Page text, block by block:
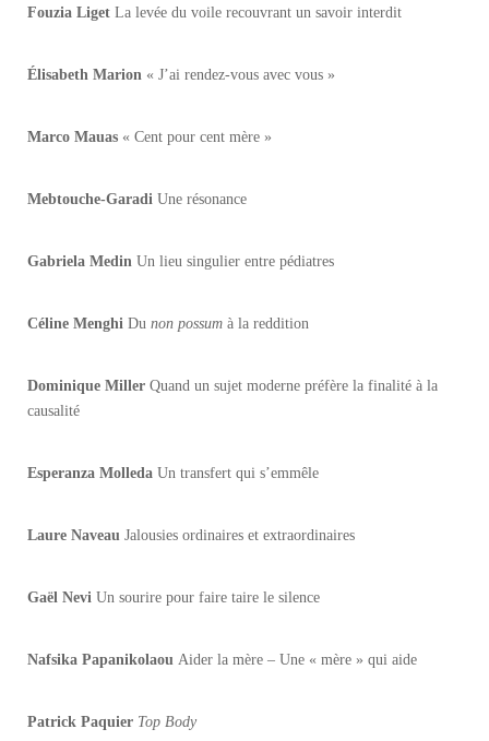
Fouzia Liget La levée du voile recouvrant un savoir interdit
Élisabeth Marion « J’ai rendez-vous avec vous »
Marco Mauas « Cent pour cent mère »
Mebtouche-Garadi Une résonance
Gabriela Medin Un lieu singulier entre pédiatres
Céline Menghi Du non possum à la reddition
Dominique Miller Quand un sujet moderne préfère la finalité à la
causalité
Esperanza Molleda Un transfert qui s’emmêle
Laure Naveau Jalousies ordinaires et extraordinaires
Gaël Nevi Un sourire pour faire taire le silence
Nafsika Papanikolaou Aider la mère – Une « mère » qui aide
Patrick Paquier Top Body